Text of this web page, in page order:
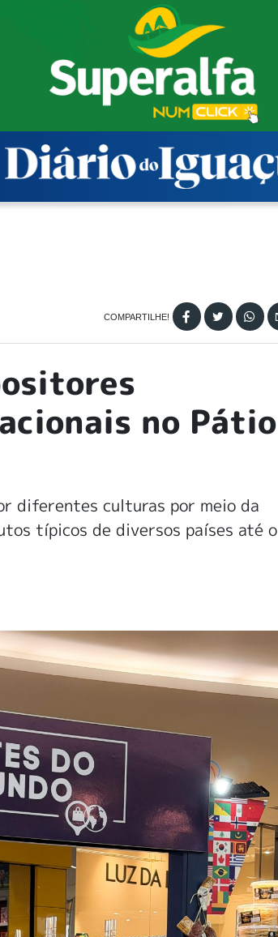
no Pátio
diferentes culturas por meio da
típicos de diversos países até o